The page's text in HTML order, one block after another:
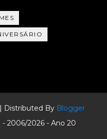
| Distributed By Blogger
- 2006/2026 - Ano 20